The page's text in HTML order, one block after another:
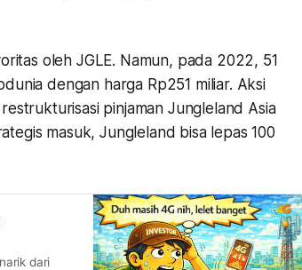
oleh JGLE. Namun, pada 2022, 51
dengan harga Rp251 miliar. Aksi
pinjaman Jungleland Asia
masuk, Jungleland bisa lepas 100
dari